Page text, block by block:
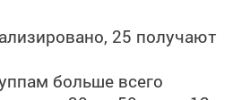
25 получают
больше всего